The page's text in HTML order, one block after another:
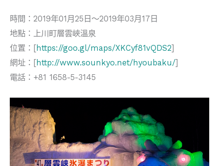
時間：2019年01月25日～2019年03月17日
地點：上川町層雲峽溫泉
位置：[https://goo.gl/maps/XKCyf81vQDS2]
網址：[http://www.sounkyo.net/hyoubaku/]
電話：+81 1658-5-3145